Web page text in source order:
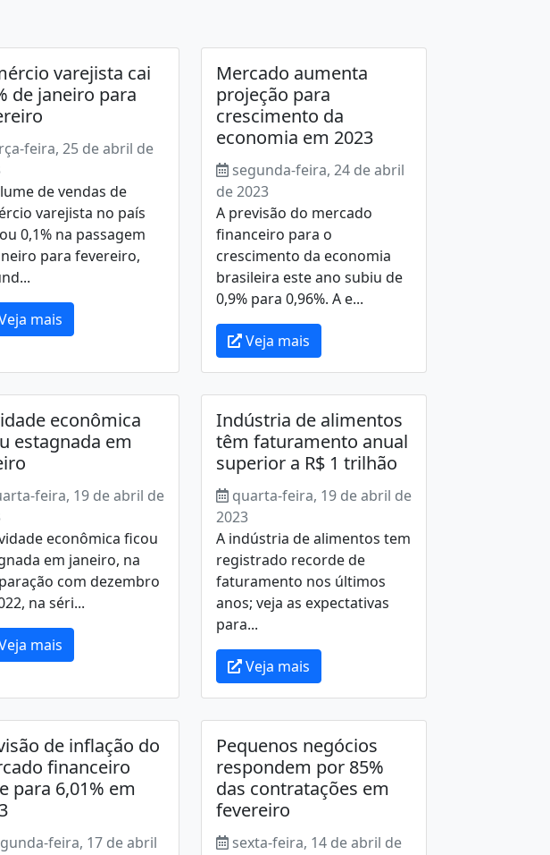
varejista cai
de janeiro para
feira, 25 de abril de
de vendas de
varejista no país
0,1% na passagem
para fevereiro,
mais
Mercado aumenta
projeção para
crescimento da
economia em 2023
segunda-feira, 24 de abril
de 2023
A previsão do mercado
financeiro para o
crescimento da economia
brasileira este ano subiu de
0,9% para 0,96%. A e...
Veja mais
econômica
estagnada em
feira, 19 de abril de
econômica ficou
em janeiro, na
com dezembro
na séri...
mais
Indústria de alimentos
têm faturamento anual
superior a R$ 1 trilhão
quarta-feira, 19 de abril de
2023
A indústria de alimentos tem
registrado recorde de
faturamento nos últimos
anos; veja as expectativas
para...
Veja mais
de inflação do
financeiro
para 6,01% em
feira, 17 de abril
Pequenos negócios
respondem por 85%
das contratações em
fevereiro
sexta-feira, 14 de abril de